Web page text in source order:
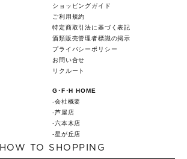
ショッピングガイド
ご利用規約
特定商取引法に基づく表記
酒類販売管理者標識の掲示
プライバシーポリシー
お問い合せ
リクルート
G･F･H HOME
会社概要
芦屋店
六本木店
星が丘店
HOW TO SHOPPING